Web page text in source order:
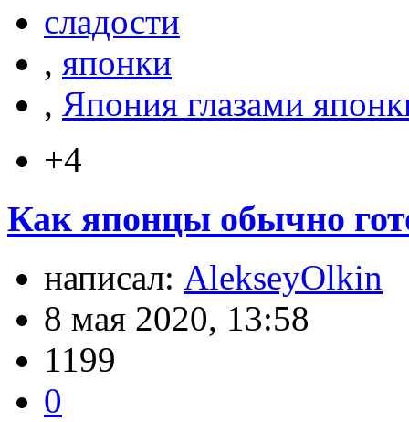
сладости
, японки
, Япония глазами
+4
Как японцы обычно
написал: AlekseyOlkin
8 мая 2020, 13:58
1199
0